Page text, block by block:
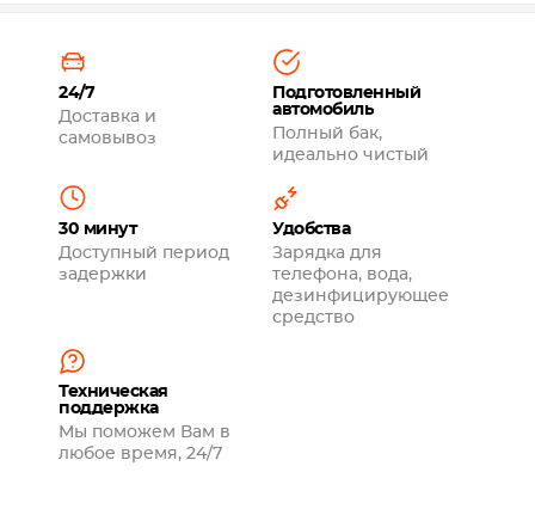
24/7
Доставка и
самовывоз
Подготовленный
автомобиль
Полный бак,
идеально чистый
30 минут
Доступный период
задержки
Удобства
Зарядка для
телефона, вода,
дезинфицирующее
средство
Техническая
поддержка
Мы поможем Вам в
любое время, 24/7